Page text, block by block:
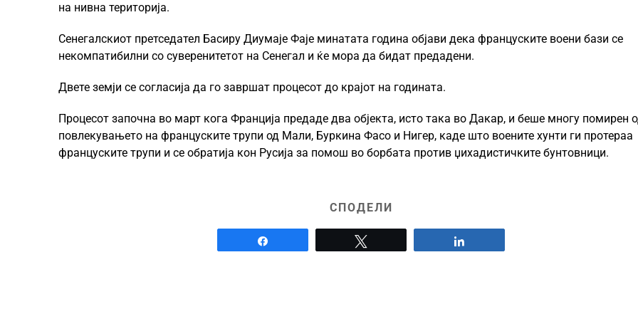
на нивна територија.
Сенегалскиот претседател Басиру Диумаје Фаје минатата година објави дека француските воени бази се
некомпатибилни со суверенитетот на Сенегал и ќе мора да бидат предадени.
Двете земји се согласија да го завршат процесот до крајот на годината.
Процесот започна во март кога Франција предаде два објекта, исто така во Дакар, и беше многу помирен
повлекувањето на француските трупи од Мали, Буркина Фасо и Нигер, каде што воените хунти ги протераа
француските трупи и се обратија кон Русија за помош во борбата против џихадистичките бунтовници.
СПОДЕЛИ